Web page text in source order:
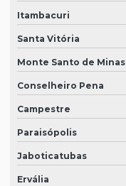
Itambacuri
Santa Vitória
Monte Santo de Minas
Conselheiro Pena
Campestre
Paraisópolis
Jaboticatubas
Ervália